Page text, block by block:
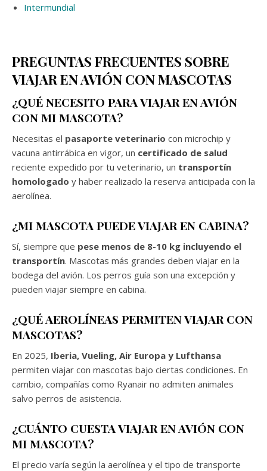
Intermundial
PREGUNTAS FRECUENTES SOBRE
VIAJAR EN AVIÓN CON MASCOTAS
¿QUÉ NECESITO PARA VIAJAR EN AVIÓN
CON MI MASCOTA?
Necesitas el pasaporte veterinario con microchip y
vacuna antirrábica en vigor, un certificado de salud
reciente expedido por tu veterinario, un transportín
homologado y haber realizado la reserva anticipada con la
aerolínea.
¿MI MASCOTA PUEDE VIAJAR EN CABINA?
Sí, siempre que pese menos de 8-10 kg incluyendo el
transportín. Mascotas más grandes deben viajar en la
bodega del avión. Los perros guía son una excepción y
pueden viajar siempre en cabina.
¿QUÉ AEROLÍNEAS PERMITEN VIAJAR CON
MASCOTAS?
En 2025, Iberia, Vueling, Air Europa y Lufthansa
permiten viajar con mascotas bajo ciertas condiciones. En
cambio, compañías como Ryanair no admiten animales
salvo perros de asistencia.
¿CUÁNTO CUESTA VIAJAR EN AVIÓN CON
MI MASCOTA?
El precio varía según la aerolínea y el tipo de transporte